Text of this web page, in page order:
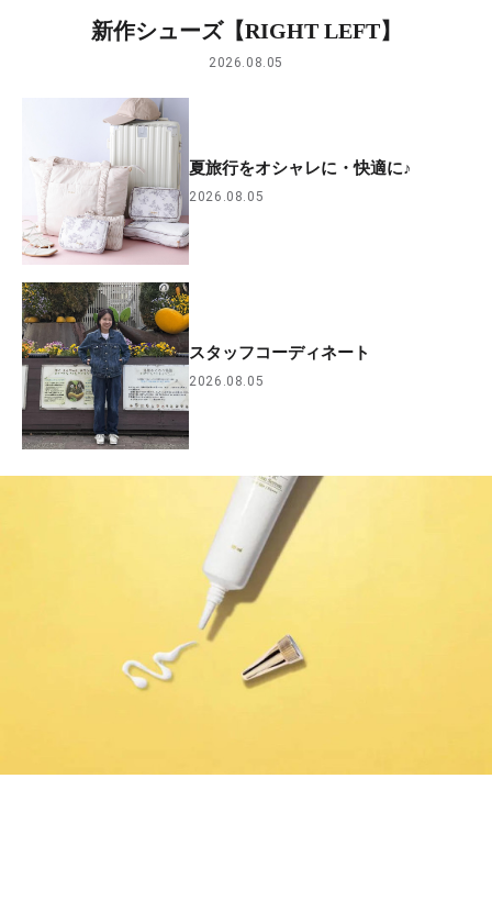
新作シューズ【RIGHT LEFT】
2026.08.05
夏旅行をオシャレに・快適に♪
2026.08.05
スタッフコーディネート
2026.08.05